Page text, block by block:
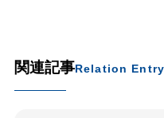
関連記事Relation Entry